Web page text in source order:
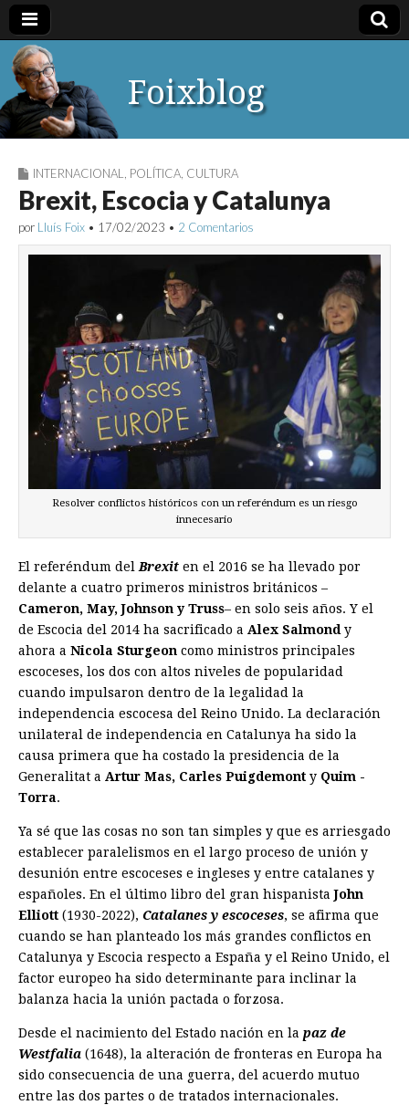
Foixblog
INTERNACIONAL POLÍTICA CULTURA
Brexit, Escocia y Catalunya
por Lluís Foix • 17/02/2023 • 2 Comentarios
Resolver conflictos históricos con un referéndum es un riesgo
innecesario
El referéndum delBrexit en el 2016 se ha llevado por
delante a cuatro primeros ministros británicos –
Cameron, May, Johnson y Truss– en solo seis años. Y el
de Escocia del 2014 ha sacrificado a Alex Salmondy
ahora a Nicola Sturgeon como ministros principales
escoceses, los dos con altos ni­veles de popularidad
cuando im­pulsaron dentro de la legalidad la
independencia escocesa del Reino Unido. La declaración
unilateral de independencia en Catalunya ha sido la
causa primera que ha costado la presidencia de la
Generalitat a Artur­ Mas, Carles Puigdemont y Quim ­
Torra.
Ya sé que las cosas no son tan simples y que es arriesgado
establecer paralelismos en el largo proceso de unión y
desunión entre escoceses e ingleses y entre catalanes y
españoles. En el último libro del gran hispanistaJohn
Elliott (1930-2022), Catalanes y escoceses, se afirma que
cuando se han planteado los más grandes conflictos en
Catalunya y Escocia respecto a España y el Reino Unido, el
factor europeo ha sido determinante para inclinar la
balanza hacia la unión pactada o forzosa.
Desde el nacimiento del Estado nación en la paz de
Westfalia (1648), la alteración de fronteras en Europa ha
sido consecuencia de una guerra, del acuerdo mutuo
entre las dos partes o de tratados internacionales.